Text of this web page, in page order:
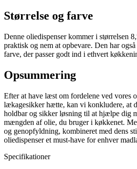
Størrelse og farve
Denne oliedispenser kommer i størrelsen
praktisk og nem at opbevare. Den har
farve, der passer godt ind i ethvert
Opsummering
Efter at have læst om fordelene ved vores
lækagesikker hætte, kan vi konkludere, at
holdbar og sikker løsning til at hjælpe dig
mængden af olie, du bruger i køkkenet.
og genopfyldning, kombineret med dens
oliedispenser et must-have for enhver
Specifikationer